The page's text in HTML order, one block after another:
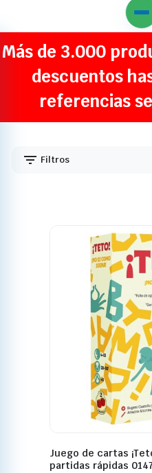
Más de 3.000
descuentos
referencias
Filtros
Juego de cartas
partidas rápidas